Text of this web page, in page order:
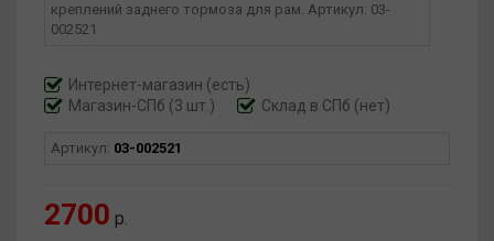
трубу (2шт)
- Регулировочный болт с гайкой для тормозного троса.
Вес: 73 гр.
Интернет-магазин (есть)
Магазин-СПб (3 шт.)
Склад в СПб (нет)
Артикул: 03-002521
2700 р.